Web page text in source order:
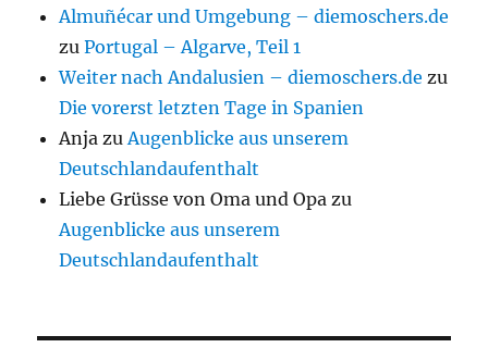
Almuñécar und Umgebung – diemoschers.de
zuPortugal – Algarve, Teil 1
Weiter nach Andalusien – diemoschers.de zu
Die vorerst letzten Tage in Spanien
Anja zu Augenblicke aus unserem
Deutschlandaufenthalt
Liebe Grüsse von Oma und Opa zu
Augenblicke aus unserem
Deutschlandaufenthalt